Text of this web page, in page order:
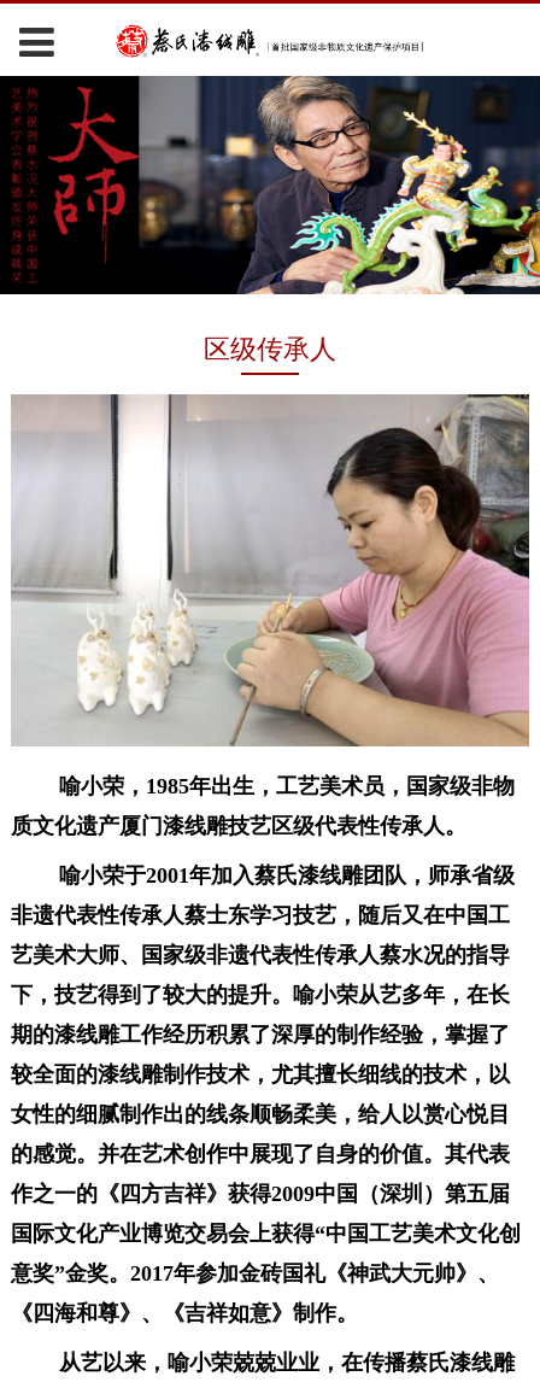
区级传承人
喻小荣，1985年出生，工艺美术员 ， 国家级非物
质文化遗产厦门漆线雕技艺区级代表性传承人。
喻小荣于2001年加入蔡氏漆线雕团队， 师承省级
非遗代表性传承人蔡士东学习技艺，随后又在中国工
艺美术大师、国家级非遗代表性传承人蔡水况的指导
下，技艺得到了较大的提升。 喻小荣从艺多年， 在长
期的漆线雕工作经历积累了深厚的制作经验，掌握了
较全面的漆线雕制作技术，尤其擅长细线的技术，以
女性的细腻制作出的线条顺畅柔美，给人以赏心悦目
的感觉。并在艺术创作中展现了自身的价值。 其代表
作之一的《四方吉祥》获得2009中国（深圳）第五届
国际文化产业博览交易会上获得“中国工艺美术文化创
意奖”金奖。 2017年参加金砖国礼《神武大元帅》、
《四海和尊》、《吉祥如意》制作。
从艺以来， 喻小荣兢兢业业，在传播蔡氏漆线雕